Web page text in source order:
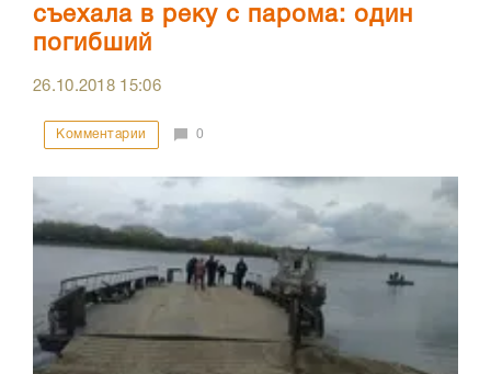
съехала в реку с парома: один
погибший
26.10.2018 15:06
Комментарии 0